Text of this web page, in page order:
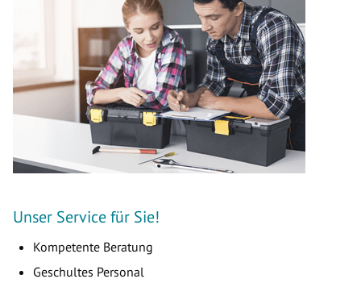
Unser Service für Sie!
Kompetente Beratung
Geschultes Personal